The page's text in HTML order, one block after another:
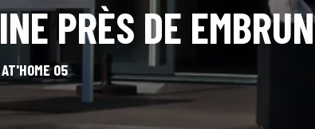
PRÈS DE EMBRUN
AT'HOME 05